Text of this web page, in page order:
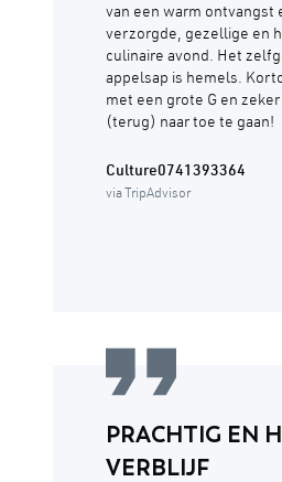
van een warm ontvangst
verzorgde, gezellige en
culinaire avond. Het
appelsap is hemels.
met een grote G en
(terug) naar toe te gaan!
Culture0741393364
via TripAdvisor
PRACHTIG EN
VERBLIJF